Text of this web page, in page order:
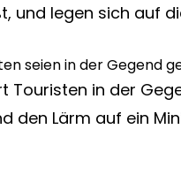
und legen sich auf
in der
den Lärm auf ein